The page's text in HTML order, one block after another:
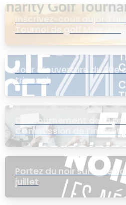
Inscrivez-cous aujord’hui
Tournoi de golf Mike Wing
Jour d’ouverture du 20e
triennal
Contournement de la
Commission de l’intérêt
pour le groupe EB
Portez du noir sur le lieu
juillet